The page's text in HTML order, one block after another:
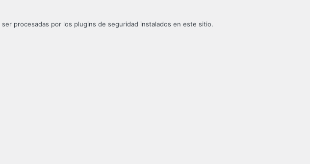
procesadas por los plugins de seguridad instalados en este sitio.